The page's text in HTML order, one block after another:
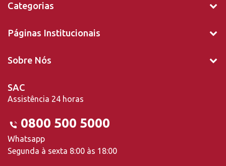
Categorias
Páginas Institucionais
Sobre Nós
SAC
Assistência 24 horas
0800 500 5000
Whatsapp
Segunda à sexta 8:00 às 18:00